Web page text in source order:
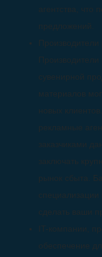
агентства,
предложений.
Производители
сувенирной
материалов
новых
рекламные
заказчиками
заключать
рынок сбыта.
специализации
сделать ваши
IT-компании,
обеспечение